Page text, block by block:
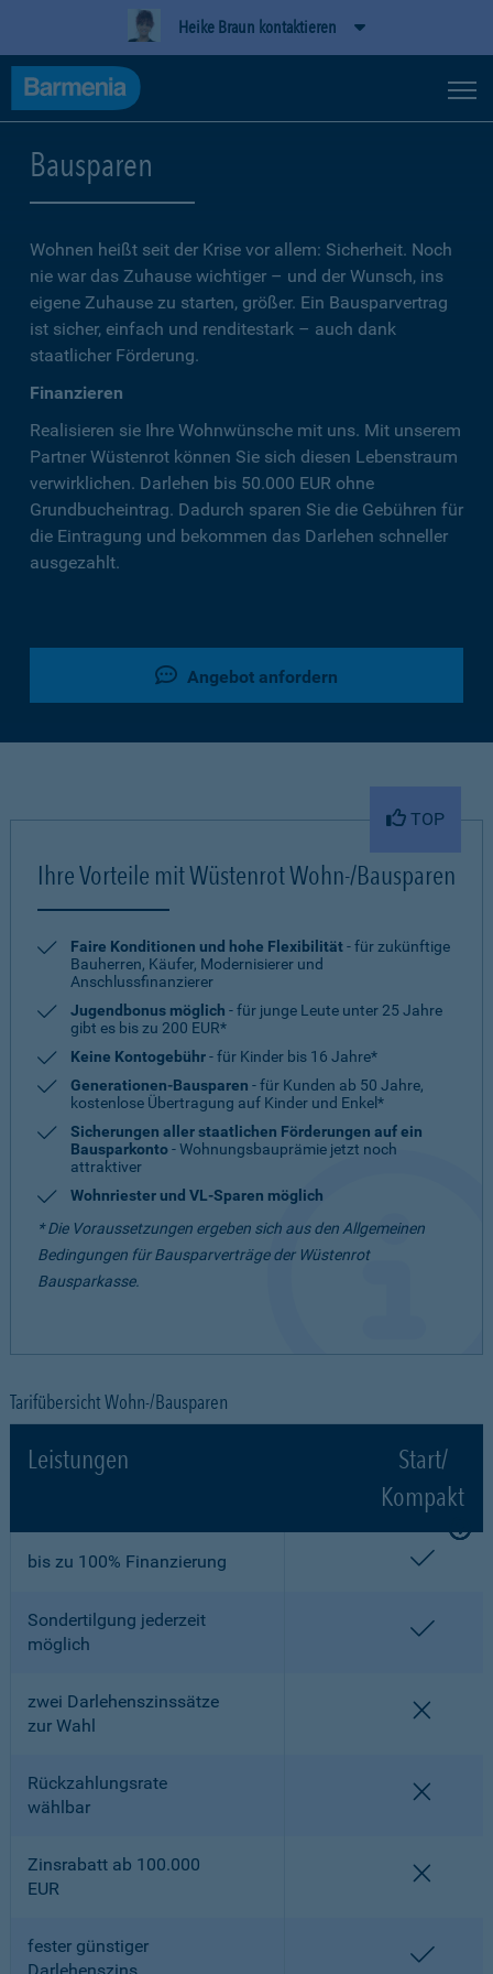
Heike Braun kontaktieren
Bausparen
Wohnen heißt seit der Krise vor allem: Sicherheit. Noch
nie war das Zuhause wichtiger – und der Wunsch, ins
eigene Zuhause zu starten, größer. Ein Bausparvertrag
ist sicher, einfach und renditestark – auch dank
staatlicher Förderung.
Finanzieren
Realisieren sie Ihre Wohnwünsche mit uns. Mit unserem
Partner Wüstenrot können Sie sich diesen Lebenstraum
verwirklichen. Darlehen bis 50.000 EUR ohne
Grundbucheintrag. Dadurch sparen Sie die Gebühren für
die Eintragung und bekommen das Darlehen schneller
ausgezahlt.
Angebot anfordern
TOP
Ihre Vorteile mit Wüstenrot Wohn-/Bausparen
Faire Konditionen und hohe Flexibilität- für zukünftige
Bauherren, Käufer, Modernisierer und
Anschlussfinanzierer
Jugendbonus möglich - für junge Leute unter 25 Jahre
gibt es bis zu 200 EUR*
Keine Kontogebühr- für Kinder bis 16 Jahre*
Generationen-Bausparen - für Kunden ab 50 Jahre,
kostenlose Übertragung auf Kinder und Enkel*
Sicherungen aller staatlichen Förderungen auf ein
Bausparkonto- Wohnungsbauprämie jetzt noch
attraktiver
Wohnriester und VL-Sparen möglich
* Die Voraussetzungen ergeben sich aus den Allgemeinen
Bedingungen für Bausparverträge der Wüstenrot
Bausparkasse.
Tarifübersicht Wohn-/Bausparen
Leistungen
Start/
Kompakt
bis zu 100% Finanzierung
Sondertilgung jederzeit
möglich
zwei Darlehenszinssätze
zur Wahl
Rückzahlungsrate
wählbar
Zinsrabatt ab 100.000
EUR
fester günstiger